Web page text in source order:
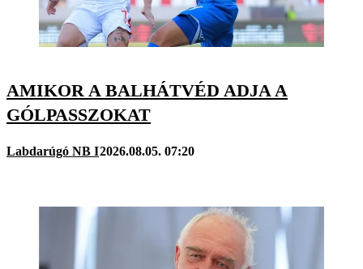
AMIKOR A BALHÁTVÉD ADJA A
GÓLPASSZOKAT
Labdarúgó NB I2026.08.05. 07:20